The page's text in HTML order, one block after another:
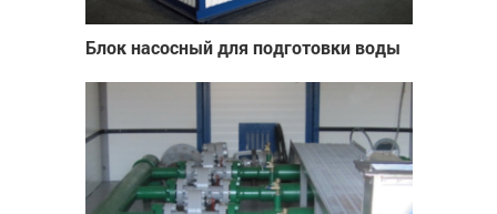
Блок насосный для подготовки воды